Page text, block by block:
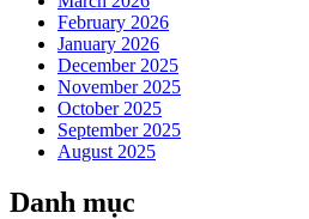
February 2026
January 2026
December 2025
November 2025
October 2025
September 2025
August 2025
Danh mục